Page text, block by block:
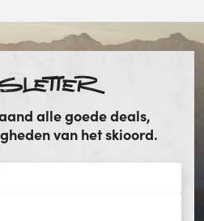
alle goede deals,
van het skioord.